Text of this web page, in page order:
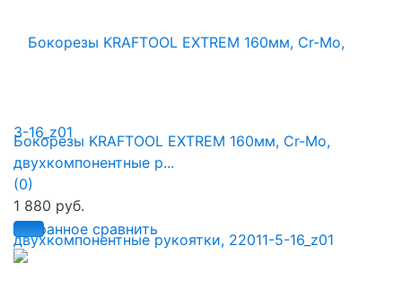
избранное сравнить
Бокорезы KRAFTOOL EXTREM 160мм, Cr-Mo,
двухкомпонентные р...
(0)
1 880 руб.